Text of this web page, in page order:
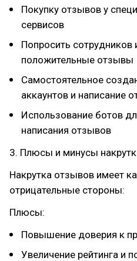
Покупку отзывов у
сервисов
Попросить сотрудников
положительные отзывы
Самостоятельное
аккаунтов и написание
Использование ботов
написания отзывов
3. Плюсы и минусы
Накрутка отзывов имеет
отрицательные стороны:
Плюсы:
Повышение доверия к
Увеличение рейтинга и